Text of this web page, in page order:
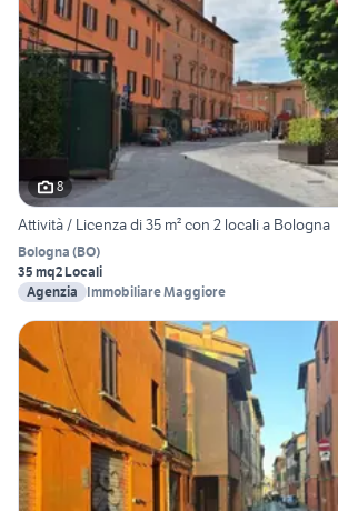
8
Attività / Licenza di 35 m² con 2 locali a Bologna
Bologna (BO)
35 mq2 Locali
Agenzia
Immobiliare Maggiore